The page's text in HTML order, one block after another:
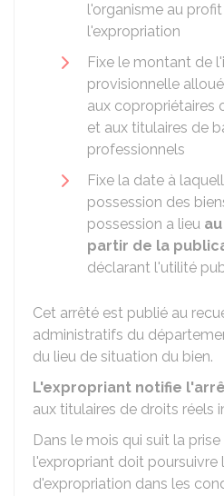
l'organisme au
l'expropriation
Fixe le montant de
provisionnelle
aux copropriétaires
et aux titulaires de
professionnels
Fixe la date à
possession des
possession a lieu
partir de la
déclarant l'utilité
Cet arrêté est publié au
administratifs du
du lieu de situation du bien.
L'expropriant notifie
aux titulaires de droits réels
Dans le mois qui suit la
l'expropriant doit poursuivre
d'expropriation dans les